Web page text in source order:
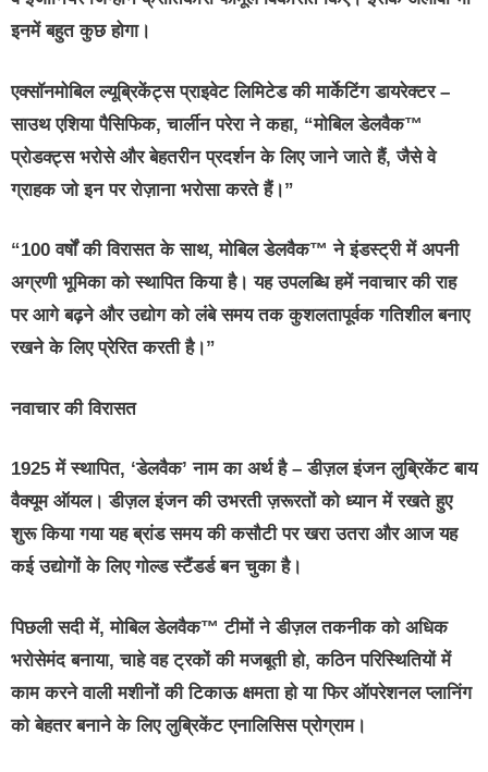
इनमें बहुत कुछ होगा।
एक्सॉनमोबिल ल्यूब्रिकेंट्स प्राइवेट लिमिटेड की मार्केटिंग डायरेक्टर –
साउथ एशिया पैसिफिक,चार्लीन परेराने कहा, “मोबिल डेलवैक™
प्रोडक्ट्स भरोसे और बेहतरीन प्रदर्शन के लिए जाने जाते हैं, जैसे वे
ग्राहक जो इन पर रोज़ाना भरोसा करते हैं।”
“100 वर्षों की विरासत के साथ, मोबिल डेलवैक™ ने इंडस्ट्री में अपनी
अग्रणी भूमिका को स्थापित किया है। यह उपलब्धि हमें नवाचार की राह
पर आगे बढ़ने और उद्योग को लंबे समय तक कुशलतापूर्वक गतिशील बनाए
रखने के लिए प्रेरित करती है।”
नवाचार की विरासत
1925 में स्थापित, ‘डेलवैक’ नाम का अर्थ है – डीज़ल इंजन लुब्रिकेंट बाय
वैक्यूम ऑयल। डीज़ल इंजन की उभरती ज़रूरतों को ध्यान में रखते हुए
शुरू किया गया यह ब्रांड समय की कसौटी पर खरा उतरा और आज यह
कई उद्योगों के लिए गोल्ड स्टैंडर्ड बन चुका है।
पिछली सदी में, मोबिल डेलवैक™ टीमों ने डीज़ल तकनीक को अधिक
भरोसेमंद बनाया, चाहे वह ट्रकों की मजबूती हो, कठिन परिस्थितियों में
काम करने वाली मशीनों की टिकाऊ क्षमता हो या फिर ऑपरेशनल प्लानिंग
को बेहतर बनाने के लिए लुब्रिकेंट एनालिसिस प्रोग्राम।